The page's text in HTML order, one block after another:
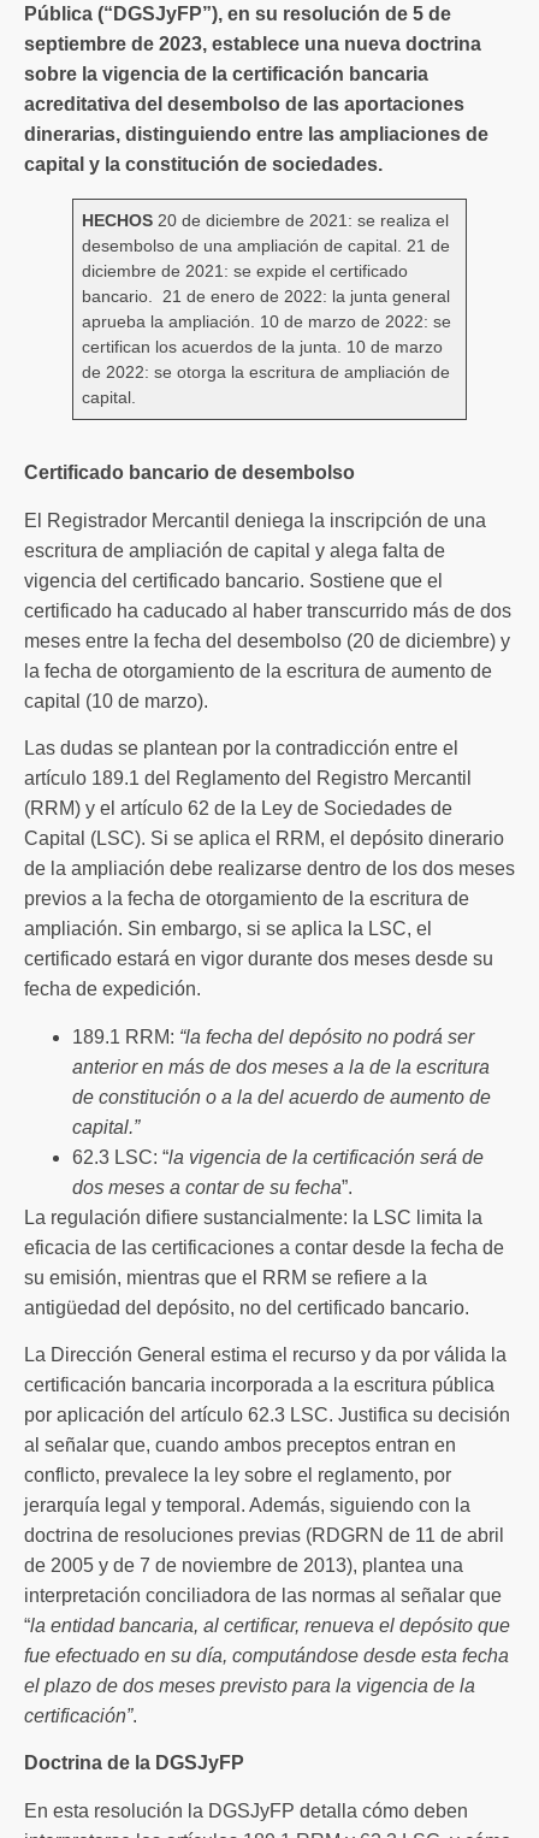
Pública (“DGSJyFP”), en su resolución de 5 de
septiembre de 2023, establece una nueva doctrina
sobre la vigencia de la certificación bancaria
acreditativa del desembolso de las aportaciones
dinerarias, distinguiendo entre las ampliaciones de
capital y la constitución de sociedades.
HECHOS 20 de diciembre de 2021: se realiza el
desembolso de una ampliación de capital. 21 de
diciembre de 2021: se expide el certificado
bancario. 21 de enero de 2022: la junta general
aprueba la ampliación. 10 de marzo de 2022: se
certifican los acuerdos de la junta. 10 de marzo
de 2022: se otorga la escritura de ampliación de
capital.
Certificado bancario de desembolso
El Registrador Mercantil deniega la inscripción de una
escritura de ampliación de capital y alega falta de
vigencia del certificado bancario. Sostiene que el
certificado ha caducado al haber transcurrido más de dos
meses entre la fecha del desembolso (20 de diciembre) y
la fecha de otorgamiento de la escritura de aumento de
capital (10 de marzo).
Las dudas se plantean por la contradicción entre el
artículo 189.1 del Reglamento del Registro Mercantil
(RRM) y el artículo 62 de la Ley de Sociedades de
Capital (LSC). Si se aplica el RRM, el depósito dinerario
de la ampliación debe realizarse dentro de los dos meses
previos a la fecha de otorgamiento de la escritura de
ampliación. Sin embargo, si se aplica la LSC, el
certificado estará en vigor durante dos meses desde su
fecha de expedición.
189.1 RRM: “la fecha del depósito no podrá ser
anterior en más de dos meses a la de la escritura
de constitución o a la del acuerdo de aumento de
capital.”
62.3 LSC: “la vigencia de la certificación será de
dos meses a contar de su fecha”.
La regulación difiere sustancialmente: la LSC limita la
eficacia de las certificaciones a contar desde la fecha de
su emisión, mientras que el RRM se refiere a la
antigüedad del depósito, no del certificado bancario.
La Dirección General estima el recurso y da por válida la
certificación bancaria incorporada a la escritura pública
por aplicación del artículo 62.3 LSC. Justifica su decisión
al señalar que, cuando ambos preceptos entran en
conflicto, prevalece la ley sobre el reglamento, por
jerarquía legal y temporal. Además, siguiendo con la
doctrina de resoluciones previas (RDGRN de 11 de abril
de 2005 y de 7 de noviembre de 2013), plantea una
interpretación conciliadora de las normas al señalar que
“la entidad bancaria, al certificar, renueva el depósito que
fue efectuado en su día, computándose desde esta fecha
el plazo de dos meses previsto para la vigencia de la
certificación”.
Doctrina de la DGSJyFP
En esta resolución la DGSJyFP detalla cómo deben